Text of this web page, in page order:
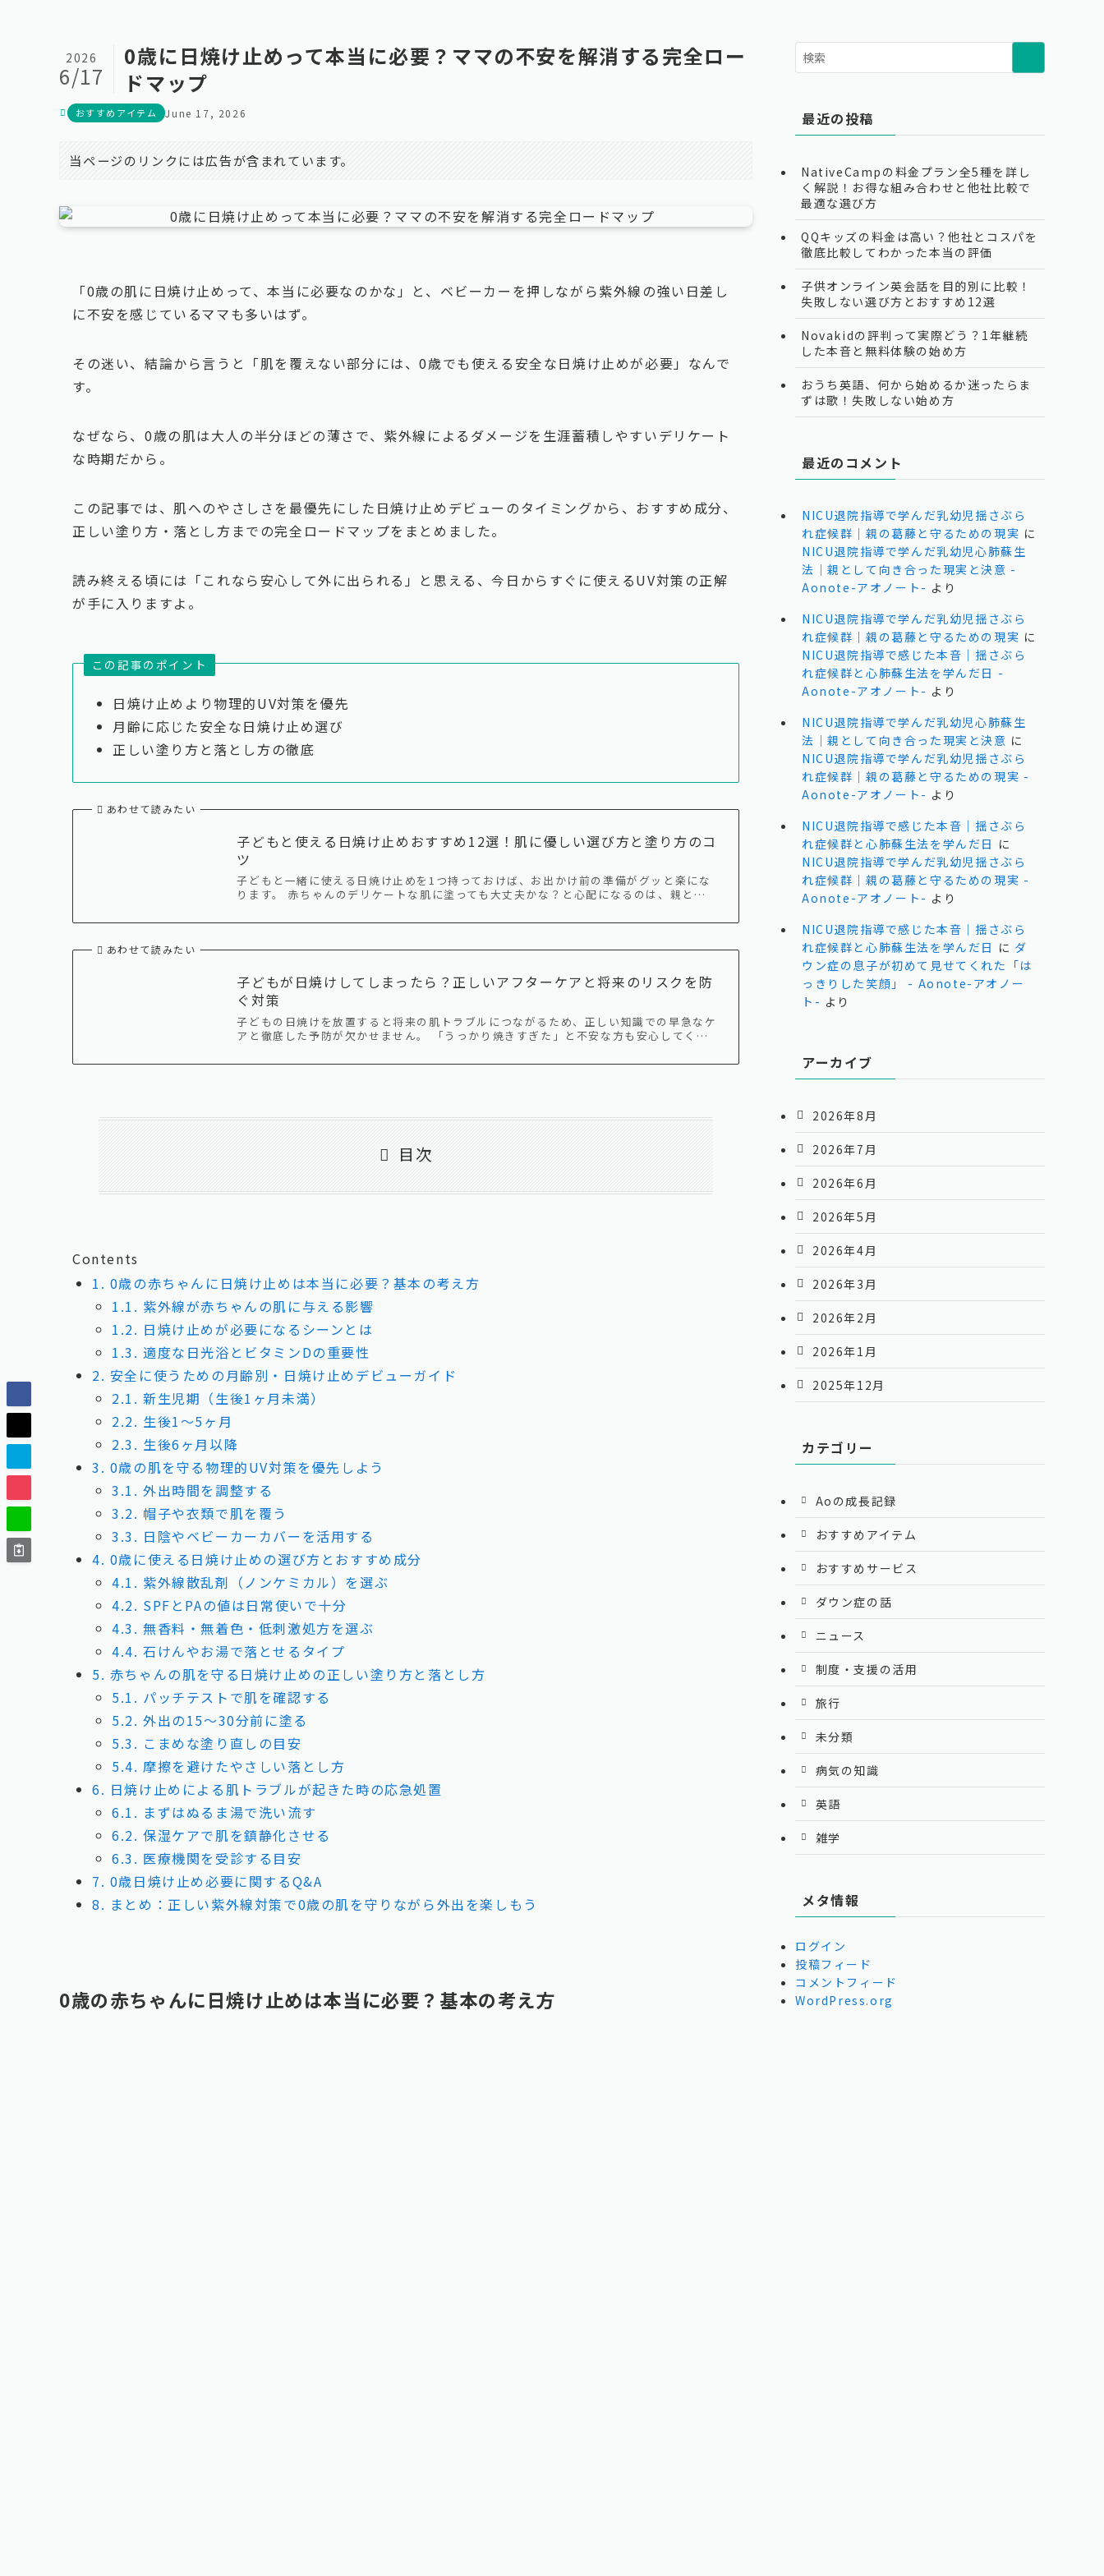
0歳に日焼け止めって本当に必要？ママの不安を解消する完全ロー
ドマップ
2026
6/17
おすすめアイテム June 17, 2026
当ページのリンクには広告が含まれています。
「0歳の肌に日焼け止めって、本当に必要なのかな」と、ベビーカーを押しながら紫外線の強い日差し
に不安を感じているママも多いはず。
その迷い、結論から言うと「肌を覆えない部分には、0歳でも使える安全な日焼け止めが必要」なんで
す。
なぜなら、0歳の肌は大人の半分ほどの薄さで、紫外線によるダメージを生涯蓄積しやすいデリケート
な時期だから。
この記事では、肌へのやさしさを最優先にした日焼け止めデビューのタイミングから、おすすめ成分、
正しい塗り方・落とし方までの完全ロードマップをまとめました。
読み終える頃には「これなら安心して外に出られる」と思える、今日からすぐに使えるUV対策の正解
が手に入りますよ。
この記事のポイント
日焼け止めより物理的UV対策を優先
月齢に応じた安全な日焼け止め選び
正しい塗り方と落とし方の徹底
あわせて読みたい
子どもと使える日焼け止めおすすめ12選！肌に優しい選び方と塗り方のコ
ツ
子どもと一緒に使える日焼け止めを1つ持っておけば、お出かけ前の準備がグッと楽にな
ります。 赤ちゃんのデリケートな肌に塗っても大丈夫かな？と心配になるのは、親と…
あわせて読みたい
子どもが日焼けしてしまったら？正しいアフターケアと将来のリスクを防
ぐ対策
子どもの日焼けを放置すると将来の肌トラブルにつながるため、正しい知識での早急なケ
アと徹底した予防が欠かせません。 「うっかり焼きすぎた」と不安な方も安心してく…
目次
Contents
1. 0歳の赤ちゃんに日焼け止めは本当に必要？基本の考え方
1.1. 紫外線が赤ちゃんの肌に与える影響
1.2. 日焼け止めが必要になるシーンとは
1.3. 適度な日光浴とビタミンDの重要性
2. 安全に使うための月齢別・日焼け止めデビューガイド
2.1. 新生児期（生後1ヶ月未満）
2.2. 生後1〜5ヶ月
2.3. 生後6ヶ月以降
3. 0歳の肌を守る物理的UV対策を優先しよう
3.1. 外出時間を調整する
3.2. 帽子や衣類で肌を覆う
3.3. 日陰やベビーカーカバーを活用する
4. 0歳に使える日焼け止めの選び方とおすすめ成分
4.1. 紫外線散乱剤（ノンケミカル）を選ぶ
4.2. SPFとPAの値は日常使いで十分
4.3. 無香料・無着色・低刺激処方を選ぶ
4.4. 石けんやお湯で落とせるタイプ
5. 赤ちゃんの肌を守る日焼け止めの正しい塗り方と落とし方
5.1. パッチテストで肌を確認する
5.2. 外出の15〜30分前に塗る
5.3. こまめな塗り直しの目安
5.4. 摩擦を避けたやさしい落とし方
6. 日焼け止めによる肌トラブルが起きた時の応急処置
6.1. まずはぬるま湯で洗い流す
6.2. 保湿ケアで肌を鎮静化させる
6.3. 医療機関を受診する目安
7. 0歳日焼け止め必要に関するQ&A
8. まとめ：正しい紫外線対策で0歳の肌を守りながら外出を楽しもう
0歳の赤ちゃんに日焼け止めは本当に必要？基本の考え方
最近の投稿
NativeCampの料金プラン全5種を詳し
く解説！お得な組み合わせと他社比較で
最適な選び方
QQキッズの料金は高い？他社とコスパを
徹底比較してわかった本当の評価
子供オンライン英会話を目的別に比較！
失敗しない選び方とおすすめ12選
Novakidの評判って実際どう？1年継続
した本音と無料体験の始め方
おうち英語、何から始めるか迷ったらま
ずは歌！失敗しない始め方
最近のコメント
NICU退院指導で学んだ乳幼児揺さぶら
れ症候群｜親の葛藤と守るための現実 に
NICU退院指導で学んだ乳幼児心肺蘇生
法｜親として向き合った現実と決意 -
Aonote-アオノート- より
NICU退院指導で学んだ乳幼児揺さぶら
れ症候群｜親の葛藤と守るための現実 に
NICU退院指導で感じた本音｜揺さぶら
れ症候群と心肺蘇生法を学んだ日 -
Aonote-アオノート- より
NICU退院指導で学んだ乳幼児心肺蘇生
法｜親として向き合った現実と決意 に
NICU退院指導で学んだ乳幼児揺さぶら
れ症候群｜親の葛藤と守るための現実 -
Aonote-アオノート- より
NICU退院指導で感じた本音｜揺さぶら
れ症候群と心肺蘇生法を学んだ日 に
NICU退院指導で学んだ乳幼児揺さぶら
れ症候群｜親の葛藤と守るための現実 -
Aonote-アオノート- より
NICU退院指導で感じた本音｜揺さぶら
れ症候群と心肺蘇生法を学んだ日 に ダ
ウン症の息子が初めて見せてくれた「は
っきりした笑顔」 - Aonote-アオノー
ト- より
アーカイブ
2026年8月
2026年7月
2026年6月
2026年5月
2026年4月
2026年3月
2026年2月
2026年1月
2025年12月
カテゴリー
Aoの成長記録
おすすめアイテム
おすすめサービス
ダウン症の話
ニュース
制度・支援の活用
旅行
未分類
病気の知識
英語
雑学
メタ情報
ログイン
投稿フィード
コメントフィード
WordPress.org